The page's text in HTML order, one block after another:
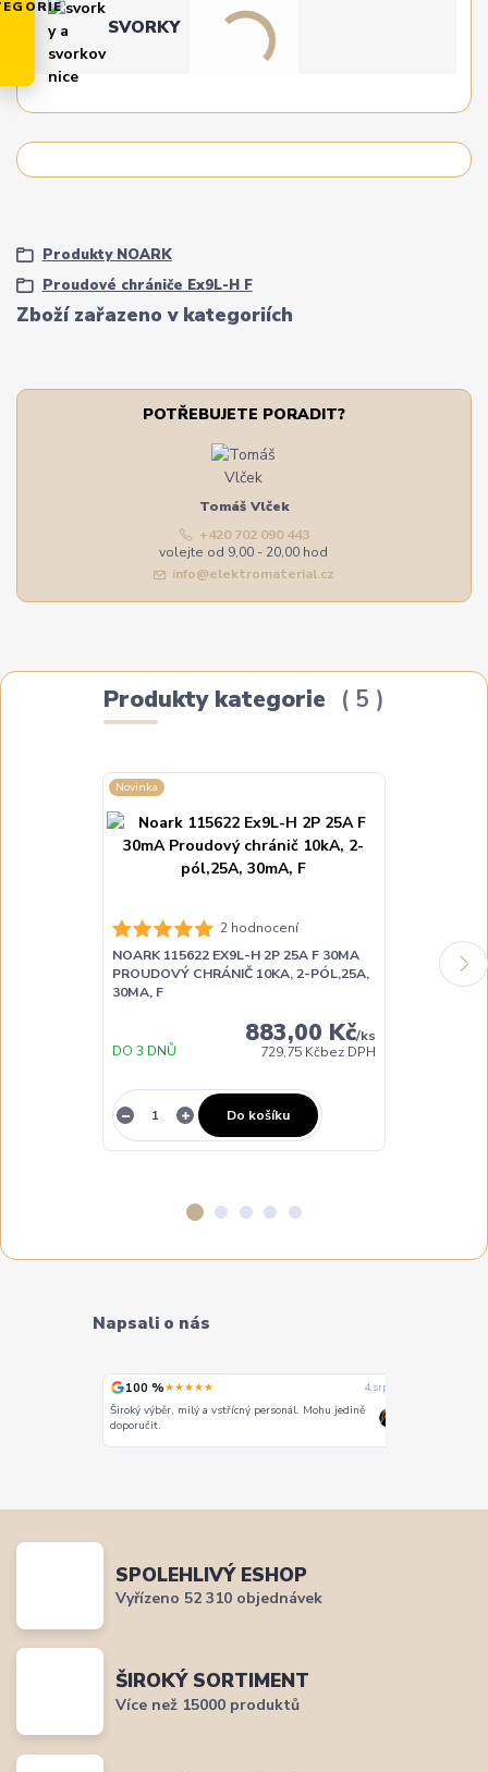
SVORKY
Zboží zařazeno v kategoriích
Produkty NOARK
Proudové chrániče Ex9L-H F
POTŘEBUJETE PORADIT?
Tomáš Vlček
+420 702 090 443
volejte od 9,00 - 20,00 hod
info@elektromaterial.cz
Produkty kategorie 5
Novinka
2 hodnocení
NOARK 115622 EX9L-H 2P 25A F 30MA
PROUDOVÝ CHRÁNIČ 10KA, 2-PÓL,25A,
30MA, F
883,00 Kč/ks
729,75 Kčbez DPH
DO 3 DNŮ
Do košíku
PROUDOVÝ
30MA, F
Napsali o nás
100 %★★★★★ 4. srpna
Široký výběr, milý a vstřícný personál. Mohu jedině
doporučit.
SPOLEHLIVÝ ESHOP
Vyřízeno 52 310 objednávek
ŠIROKÝ SORTIMENT
Více než 15000 produktů